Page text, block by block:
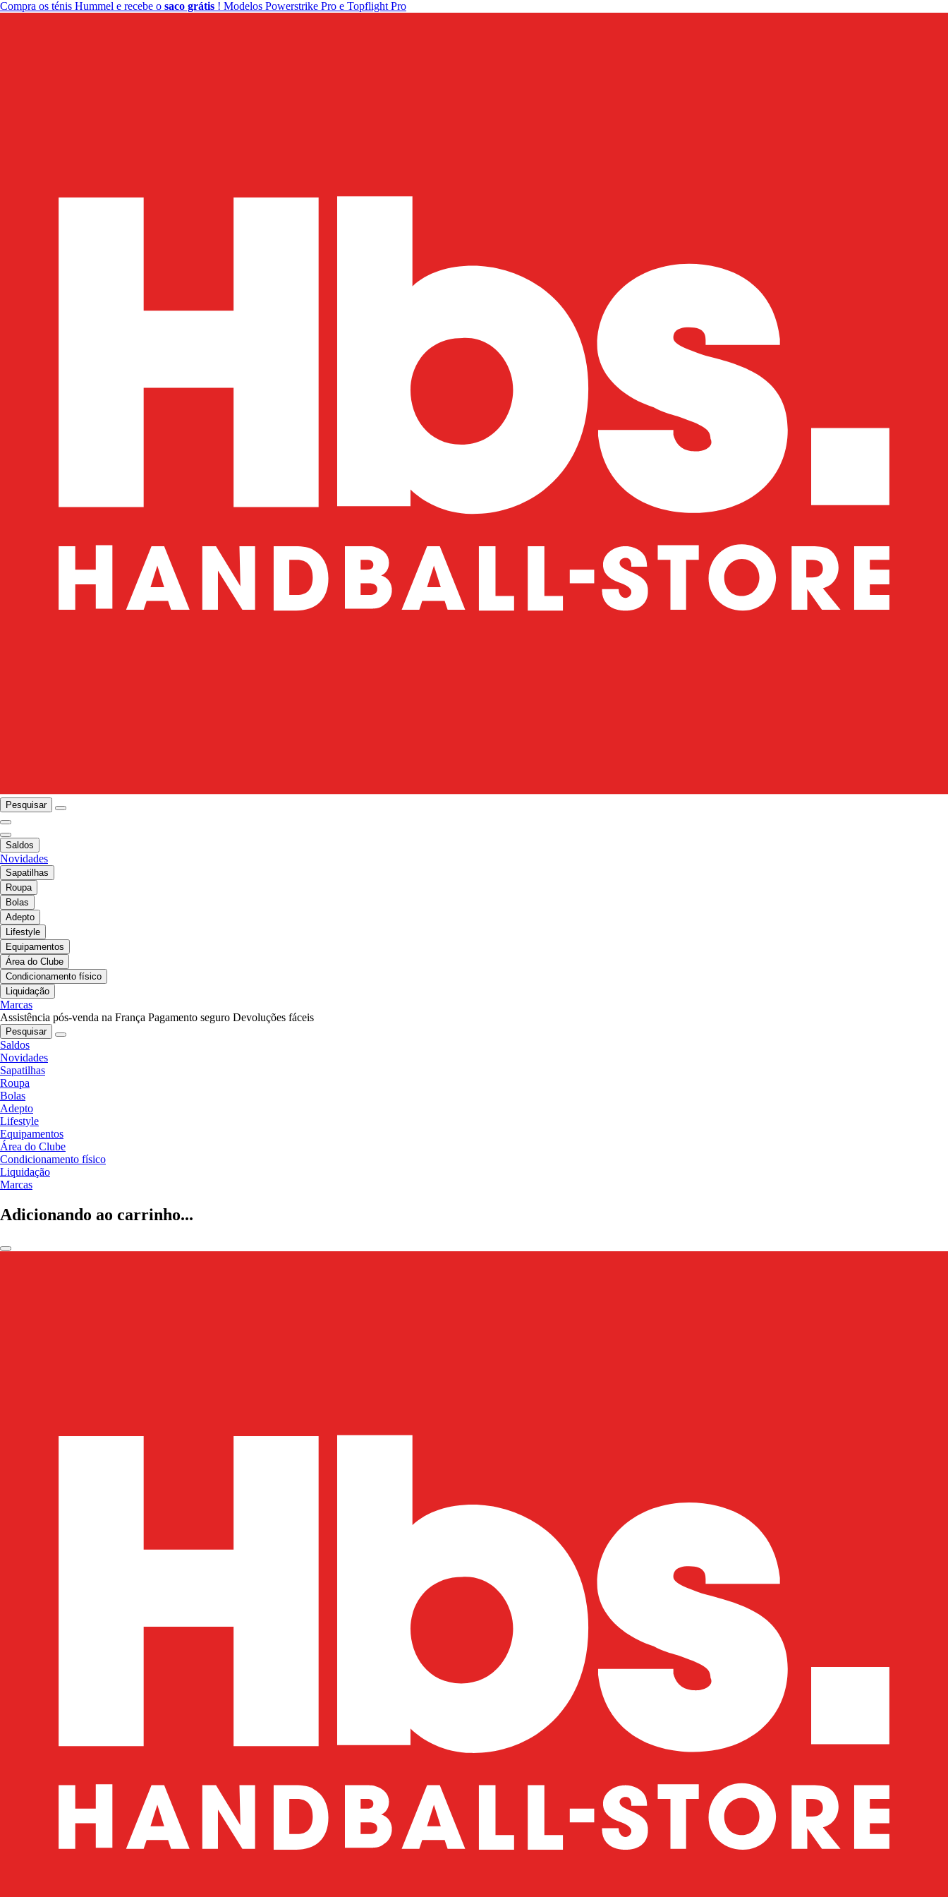
Compra os ténis Hummel e recebe o saco grátis ! Modelos Powerstrike Pro e Topflight Pro
Pesquisar
Saldos
Novidades
Sapatilhas
Roupa
Bolas
Adepto
Lifestyle
Equipamentos
Área do Clube
Condicionamento físico
Liquidação
Marcas
Assistência pós-venda na França Pagamento seguro Devoluções fáceis
Pesquisar
Saldos
Novidades
Sapatilhas
Roupa
Bolas
Adepto
Lifestyle
Equipamentos
Área do Clube
Condicionamento físico
Liquidação
Marcas
Adicionando ao carrinho...